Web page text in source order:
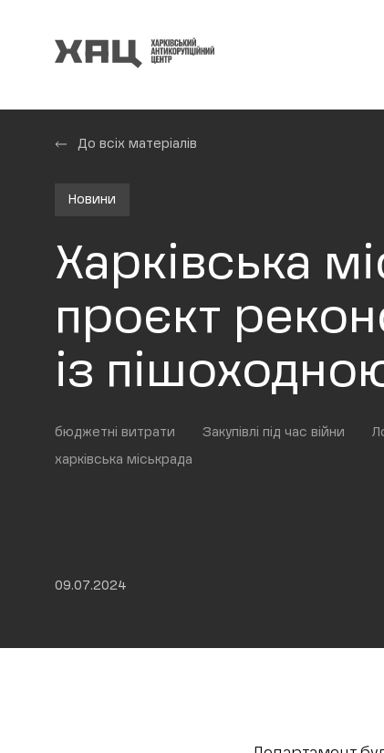
До всіх матеріалів
Новини
Харківська
проєкт
із
бюджетні витрати Закупівлі під час війни
харківська міськрада
09.07.2024